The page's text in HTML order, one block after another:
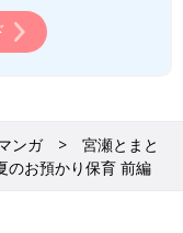
ンガ
宮瀬とまと
のお預かり保育 前編